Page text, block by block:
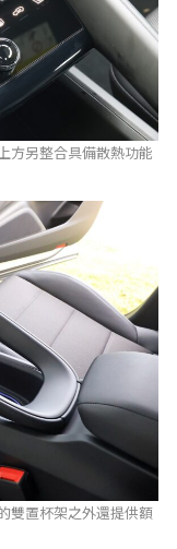
方另整合具備散熱功能
雙置杯架之外還提供額